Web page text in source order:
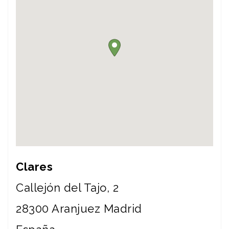
Clares
Callejón del Tajo, 2
28300 Aranjuez Madrid